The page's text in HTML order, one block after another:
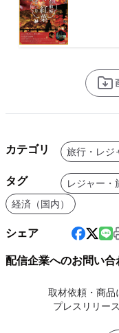
カテゴリ 旅行・レジ
タグ レジャー・
経済（国内）
シェア
配信企業へのお問い合
取材依頼・商品
プレスリリー